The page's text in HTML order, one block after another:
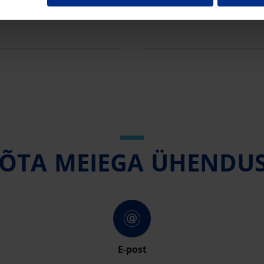
MEIEGA
E-post